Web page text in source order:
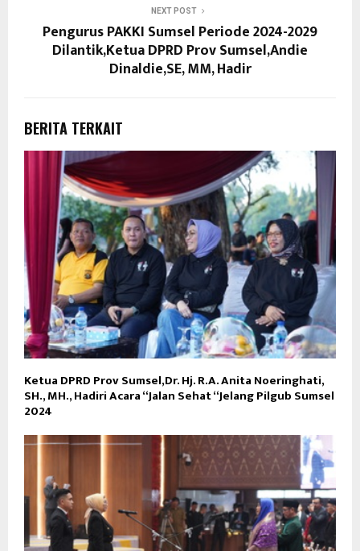
NEXT POST
Pengurus PAKKI Sumsel Periode 2024-2029
Dilantik,Ketua DPRD Prov Sumsel,Andie
Dinaldie,SE, MM, Hadir
BERITA TERKAIT
Ketua DPRD Prov Sumsel,Dr. Hj. R.A. Anita Noeringhati,
SH., MH., Hadiri Acara “Jalan Sehat “Jelang Pilgub Sumsel
2024